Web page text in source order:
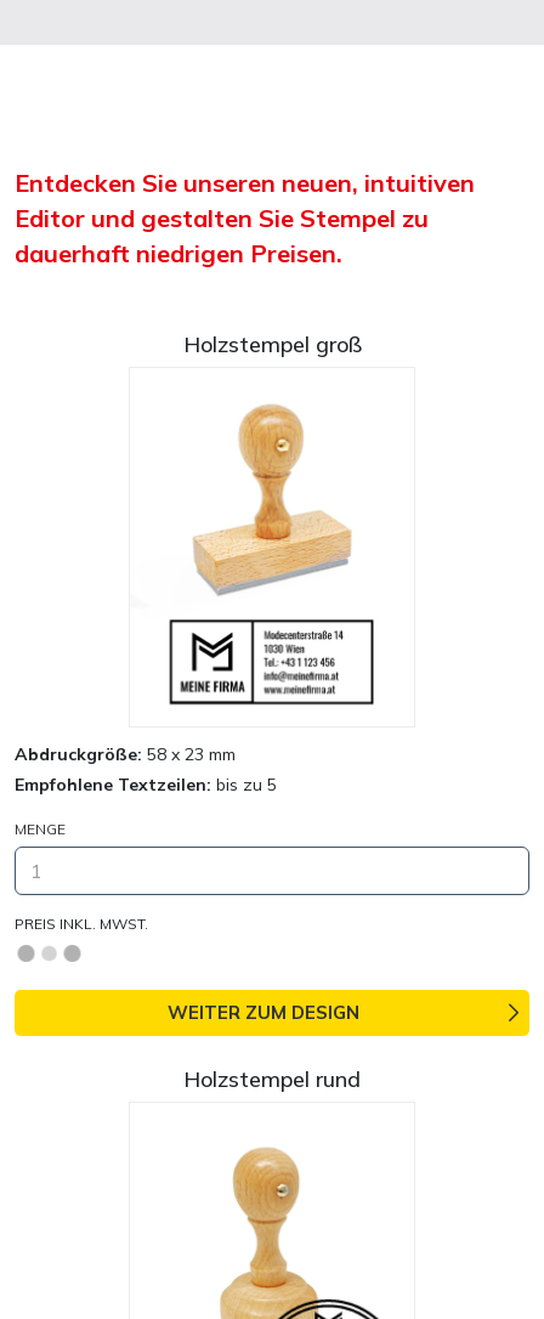
Entdecken Sie unseren neuen, intuitiven
Editor und gestalten Sie Stempel zu
dauerhaft niedrigen Preisen.
Holzstempel groß
Abdruckgröße: 58 x 23 mm
Empfohlene Textzeilen: bis zu 5
MENGE
PREIS INKL. MWST.
WEITER ZUM DESIGN
Holzstempel rund